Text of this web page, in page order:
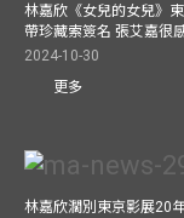
林嘉欣《女兒的女兒》
帶珍藏索簽名 張艾嘉很
2024-10-30
更多
林嘉欣濶別東京影展20